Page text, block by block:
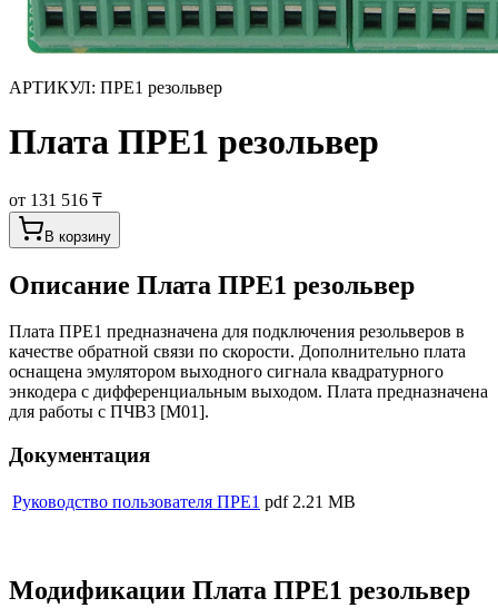
АРТИКУЛ: ПРЕ1 резольвер
Плата ПРЕ1 резольвер
от 131 516 ₸
В корзину
Описание Плата ПРЕ1 резольвер
Плата ПРЕ1 предназначена для подключения резольверов в
качестве обратной связи по скорости. Дополнительно плата
оснащена эмулятором выходного сигнала квадратурного
энкодера с дифференциальным выходом. Плата предназначена
для работы с ПЧВ3 [M01].
Документация
Руководство пользователя ПРЕ1 pdf 2.21 MB
Модификации Плата ПРЕ1 резольвер